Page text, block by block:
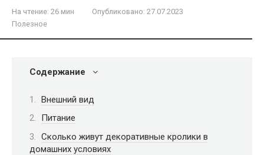
На чтение: 26 мин Опубликовано: 27.07.2023
Полезное
Содержание
Внешний вид
Питание
Сколько живут декоративные кролики в
домашних условиях